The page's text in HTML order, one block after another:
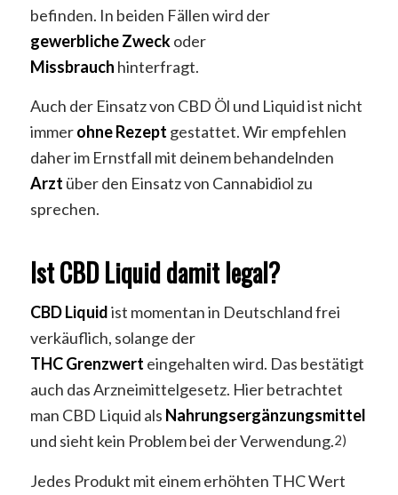
befinden. In beiden Fällen wird der
gewerbliche Zweckoder
Missbrauch hinterfragt.
Auch der Einsatz von CBD Öl und Liquid ist nicht
immerohne Rezept gestattet. Wir empfehlen
daher im Ernstfall mit deinem behandelnden
Arzt über den Einsatz von Cannabidiol zu
sprechen.
Ist CBD Liquid damit legal?
CBD Liquidist momentan in Deutschland frei
verkäuflich, solange der
THC Grenzwert eingehalten wird. Das bestätigt
auch das Arzneimittelgesetz. Hier betrachtet
man CBD Liquid als Nahrungsergänzungsmittel
und sieht kein Problem bei der Verwendung.2)
Jedes Produkt mit einem erhöhten THC Wert